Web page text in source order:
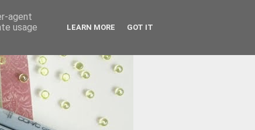
agent
usage
LEARN MORE GOT IT